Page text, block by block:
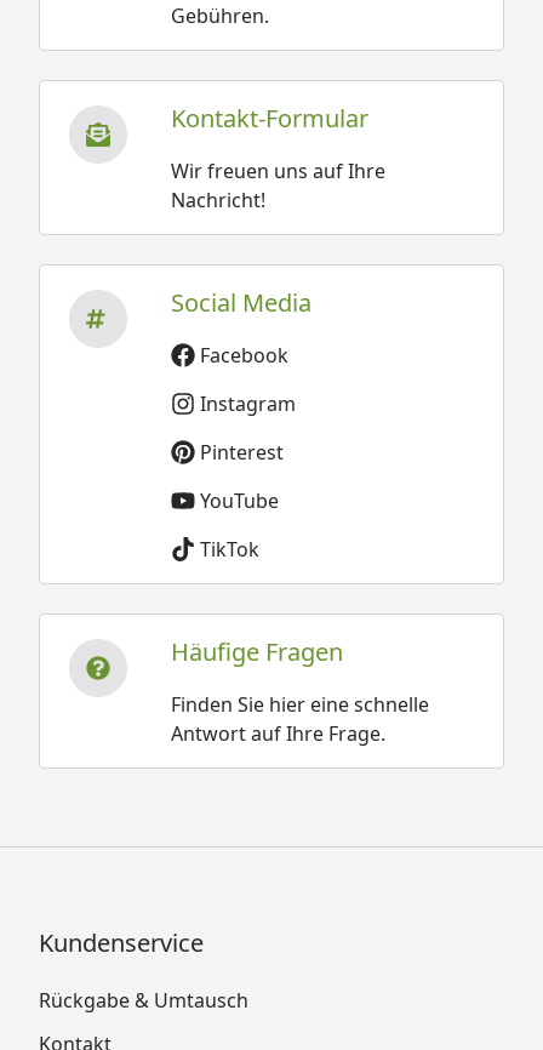
Gebühren.
Kontakt-Formular
Wir freuen uns auf Ihre
Nachricht!
Social Media
Facebook
Instagram
Pinterest
YouTube
TikTok
Häufige Fragen
Finden Sie hier eine schnelle
Antwort auf Ihre Frage.
Kundenservice
Rückgabe & Umtausch
Kontakt